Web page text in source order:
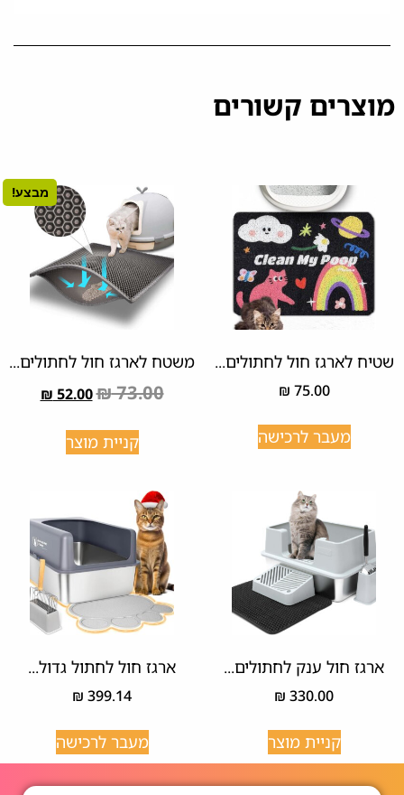
מוצרים קשורים
שטיח לארגז חול לחתולים...
₪ 75.00
מעבר לרכישה
מבצע!
משטח לארגז חול לחתולים...
₪73.00
₪ 52.00
קניית מוצר
ארגז חול ענק לחתולים...
₪ 330.00
קניית מוצר
ארגז חול לחתול גדול...
₪ 399.14
מעבר לרכישה